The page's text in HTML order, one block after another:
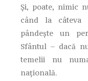
Și, poate, nimic
când la câteva
pândește un
Sfântul – dacă
temelii nu
națională.